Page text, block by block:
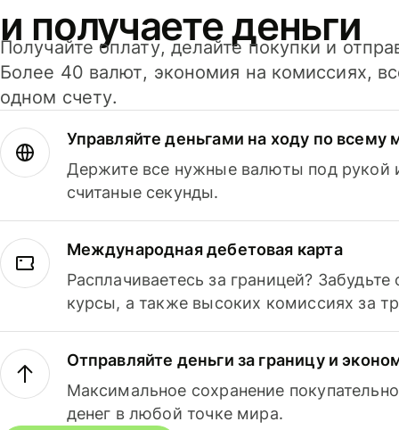
и получаете деньги
Получайте оплату, делайте покупки и
Более 40 валют, экономия на комиссиях,
одном счету.
Управляйте деньгами на ходу по всему
Держите все нужные валюты под рукой
считаные секунды.
Международная дебетовая карта
Расплачиваетесь за границей?
курсы, а также высоких комиссиях за
Отправляйте деньги за границу и
Максимальное сохранение
денег в любой точке мира.